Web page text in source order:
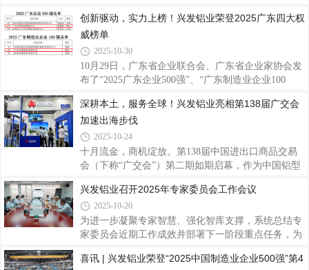
严峻的市场环境中表现出的韧性与成效给予了充分肯
定，并结合“十五五”规划部署，提出五点工作要求
借在技术创新、市场引领、产业链整合等方面的综合
优势，继 2018年认定及2021年复核通过后，今年再次
顺利通过复核，摘得此项国家级殊荣，彰显了公司在
铝加工细分领域的领先地位。据了解，制造业单项冠
军企业是指长期专注于制造业特定细分产品市场，生
球或国内前列的企业，代表全球制造业细分领域最高
发展水平和最强市场实力，且需通过严苛的复
创新驱动，实力上榜！兴发铝业荣登2025广东四大权
威榜单
2025-10-30
10月29日，广东省企业联合会、广东省企业家协会发
布了“2025广东企业500强”、“广东制造业企业100
兴发铝业荣登2025广东企业500强第147位、广东制造
业企业100强第64位、广东创新企业100强第60位；同
期，广东省制造业协会、广东省发展和改革研究院、
暨南大学产业经济研究院联合发布了“2025年广东省
制造业企业500强”名单，兴发铝业以营业收入
强健的综合实力和创新能力。据了解，广东企业500
强及行业百强榜由广东省企业联合会、广东省企业
深耕本土，服务全球！兴发铝业亮相第138届广交会
加速出海步伐
2025-10-24
十月流金，商机绽放。第138届中国进出口商品交易
会（下称“广交会”）第二期如期启幕，作为中国铝型
及产品应用解决方案亮相展会，向全球客商展示技术
创新实力，诠释高端化、绿色化、全球化发展成果。
本次广交会上，兴发铝业重点推出了兴发125全景门
系列、兴发80系列多功能铝合金窗系统等系统门窗产
求。兴发125全景门系列以极简设计重构空间美学。
兴发铝业召开2025年专家委员会工作会议
2025-10-20
为进一步凝聚专家智慧、强化智库支撑，系统总结专
家委员会近期工作成效并部署下一阶段重点任务，为
展提供坚实支撑。10月16日，兴发铝业组织召开了
喜讯 | 兴发铝业荣登“2025中国制造业企业500强”第4